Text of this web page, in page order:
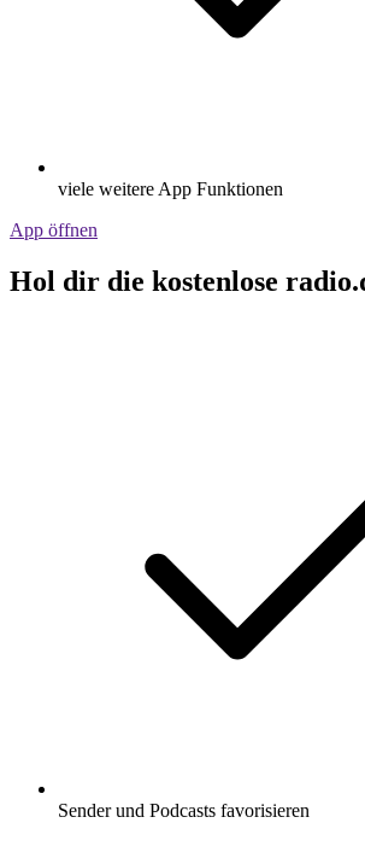
viele weitere App Funktionen
App öffnen
Hol dir die kostenlose
Sender und Podcasts favorisieren